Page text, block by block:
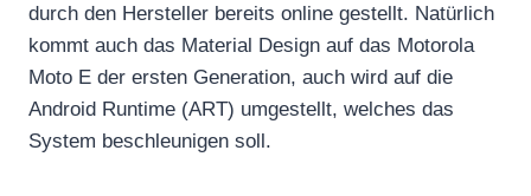
durch den Hersteller bereits online gestellt. Natürlich
kommt auch das Material Design auf das Motorola
Moto E der ersten Generation, auch wird auf die
Android Runtime (ART) umgestellt, welches das
System beschleunigen soll.